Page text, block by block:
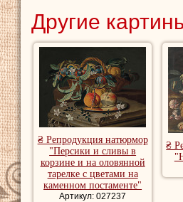
Другие
₴ Репродукция натюрмор
"Персики и сливы в
корзине и на оловянной
тарелке с цветами на
каменном постаменте"
Артикул: 027237
₴